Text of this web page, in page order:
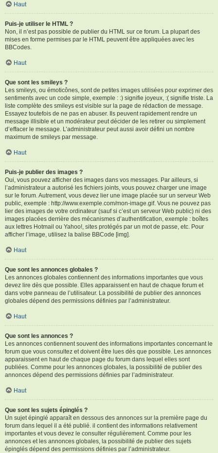
Haut
Puis-je utiliser le HTML ?
Non, il n’est pas possible de publier du HTML sur ce forum. La plupart des
mises en forme permises par le HTML peuvent être appliquées avec les
BBCodes.
Haut
Que sont les smileys ?
Les smileys, ou émoticônes, sont de petites images utilisées pour exprimer des
sentiments avec un code simple, exemple : :) signifie joyeux, :( signifie triste. La
liste complète des smileys est visible sur la page de rédaction de message.
Essayez toutefois de ne pas en abuser. Ils peuvent rapidement rendre un
message illisible et un modérateur peut décider de les retirer ou simplement
d’effacer le message. L’administrateur peut aussi avoir défini un nombre
maximum de smileys par message.
Haut
Puis-je publier des images ?
Oui, vous pouvez afficher des images dans vos messages. Par ailleurs, si
l’administrateur a autorisé les fichiers joints, vous pouvez charger une image
sur le forum. Autrement, vous devez lier une image placée sur un serveur Web
public, exemple : http://www.exemple.com/mon-image.gif. Vous ne pouvez pas
lier des images de votre ordinateur (sauf si c’est un serveur Web public) ni des
images placées derrière des mécanismes d’authentification, exemple : boîtes
aux lettres Hotmail ou Yahoo!, sites protégés par un mot de passe, etc. Pour
afficher l’image, utilisez la balise BBCode [img].
Haut
Que sont les annonces globales ?
Les annonces globales contiennent des informations importantes que vous
devez lire dès que possible. Elles apparaissent en haut de chaque forum et
dans votre panneau de l’utilisateur. La possibilité de publier des annonces
globales dépend des permissions définies par l’administrateur.
Haut
Que sont les annonces ?
Les annonces contiennent souvent des informations importantes concernant le
forum que vous consultez et doivent être lues dès que possible. Les annonces
apparaissent en haut de chaque page du forum dans lequel elles sont
publiées. Comme pour les annonces globales, la possibilité de publier des
annonces dépend des permissions définies par l’administrateur.
Haut
Que sont les sujets épinglés ?
Un sujet épinglé apparaît en dessous des annonces sur la première page du
forum dans lequel il a été publié. il contient des informations relativement
importantes et vous devez le consulter régulièrement. Comme pour les
annonces et les annonces globales, la possibilité de publier des sujets
épinglés dépend des permissions définies par l’administrateur.